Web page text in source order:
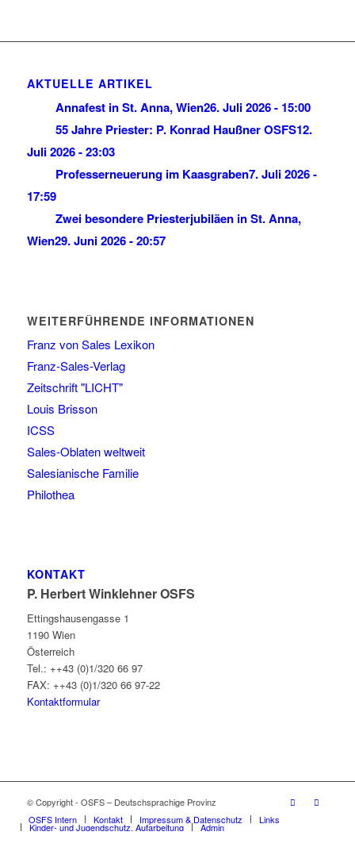
AKTUELLE ARTIKEL
Annafest in St. Anna, Wien26. Juli 2026 - 15:00
55 Jahre Priester: P. Konrad Haußner OSFS12.
Juli 2026 - 23:03
Professerneuerung im Kaasgraben7. Juli 2026 -
17:59
Zwei besondere Priesterjubiläen in St. Anna,
Wien29. Juni 2026 - 20:57
WEITERFÜHRENDE INFORMATIONEN
Franz von Sales Lexikon
Franz-Sales-Verlag
Zeitschrift "LICHT"
Louis Brisson
ICSS
Sales-Oblaten weltweit
Salesianische Familie
Philothea
KONTAKT
P. Herbert Winklehner OSFS
Ettingshausengasse 1
1190 Wien
Österreich
Tel.: ++43 (0)1/320 66 97
FAX: ++43 (0)1/320 66 97-22
Kontaktformular
© Copyright - OSFS – Deutschsprachige Provinz
OSFS Intern
Kontakt Impressum & Datenschutz Links
Kinder- und Jugendschutz, Aufarbeitung Admin